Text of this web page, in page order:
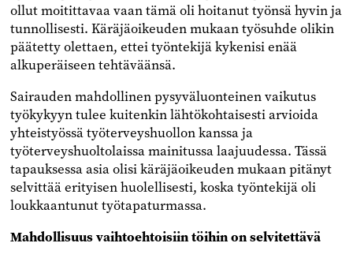
ollut moitittavaa vaan tämä oli hoitanut työnsä hyvin ja
tunnollisesti. Käräjäoikeuden mukaan työsuhde olikin
päätetty olettaen, ettei työntekijä kykenisi enää
alkuperäiseen tehtäväänsä.
Sairauden mahdollinen pysyväluonteinen vaikutus
työkykyyn tulee kuitenkin lähtökohtaisesti arvioida
yhteistyössä työterveyshuollon kanssa ja
työterveyshuoltolaissa mainitussa laajuudessa. Tässä
tapauksessa asia olisi käräjäoikeuden mukaan pitänyt
selvittää erityisen huolellisesti, koska työntekijä oli
loukkaantunut työtapaturmassa.
Mahdollisuus vaihtoehtoisiin töihin on selvitettävä